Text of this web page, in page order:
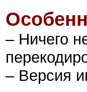
– Ничего
– Версия